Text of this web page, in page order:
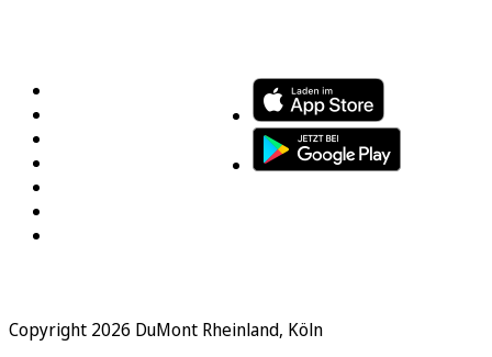
Copyright 2026 DuMont Rheinland, Köln